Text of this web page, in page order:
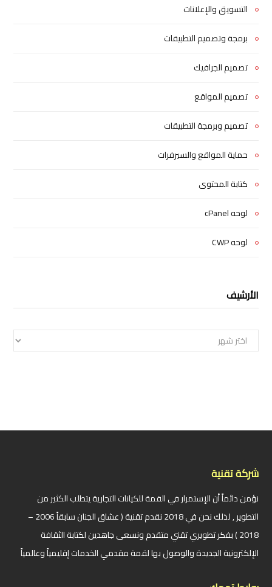
التسويق والإعلانات
برمجة وتصميم التطبيقات
تصميم الجرافيك
تصميم المواقع
تصميم وبرمجة التطبيقات
حماية المواقع والسيرفرات
كتابة المحتوى
لوحه cPanel
لوحه CWP
الأرشيف
الأرشيف
شركة تقنية
نؤمن دائماً أن الإستمرار في القمة للكيانات التجارية يتطلب الكثير من
التطوير , لذلك نحن في 2018 نقدم تقنية ( عشاق الجنان سابقاً 2006 –
2018 ) بفكر تطويري تقني متقدم ونسعى جاهدين لكتابة الثقافة
الإلكترونية الجديدة والوصول بها لقمة مقدمي الخدمات إقليمياً وعالمياً